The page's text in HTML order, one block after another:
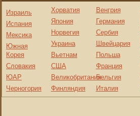
Израиль
Испания
Мексика
Южная
Корея
Словакия
ЮАР
Черногория
Хорватия
Япония
Норвегия
Украина
Вьетнам
США
Великобритания
Финляндия
Венгрия
Германия
Сербия
Швейцария
Польша
Франция
Бельгия
Италия